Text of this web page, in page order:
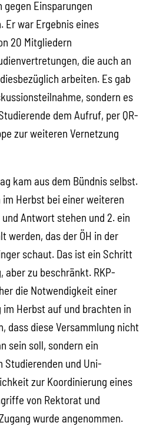
Einsparungen
Er war Ergebnis eines
20 Mitgliedern
die auch an
arbeiten. Es gab
sondern es
dem Aufruf, per QR-
zur weiteren Vernetzung
kam aus dem Bündnis selbst.
im Herbst bei einer weiteren
Antwort stehen und 2. ein
werden, das der ÖH in der
schaut. Das ist ein Schritt
aber zu beschränkt. RKP-
die Notwendigkeit einer
Herbst auf und brachten in
dass diese Versammlung nicht
sein soll, sondern ein
Studierenden und Uni-
zur Koordinierung eines
von Rektorat und
wurde angenommen.